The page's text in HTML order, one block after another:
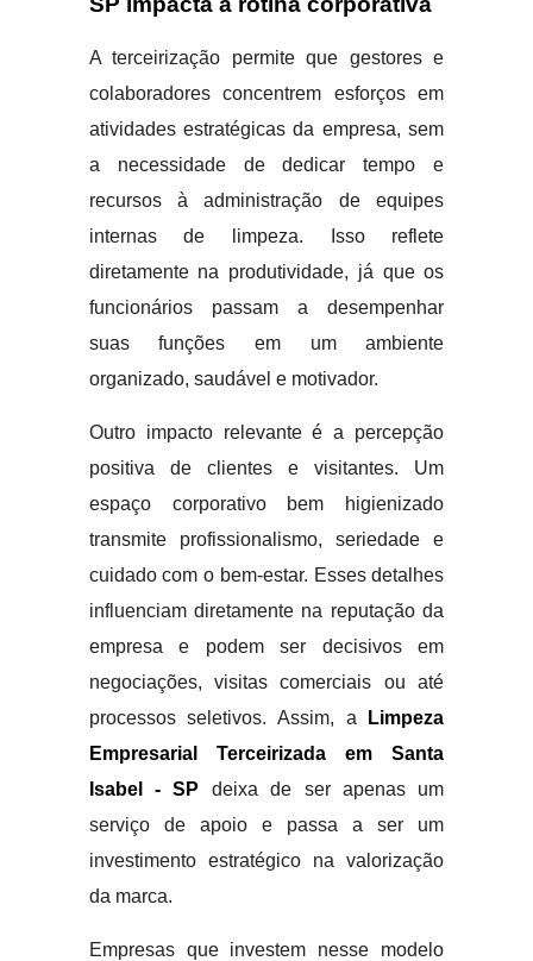
A terceirização permite que gestores e
colaboradores concentrem esforços em
atividades estratégicas da empresa, sem
a necessidade de dedicar tempo e
recursos à administração de equipes
internas de limpeza. Isso reflete
diretamente na produtividade, já que os
funcionários passam a desempenhar
suas funções em um ambiente
organizado, saudável e motivador.
Outro impacto relevante é a percepção
positiva de clientes e visitantes. Um
espaço corporativo bem higienizado
transmite profissionalismo, seriedade e
cuidado com o bem-estar. Esses detalhes
influenciam diretamente na reputação da
empresa e podem ser decisivos em
negociações, visitas comerciais ou até
processos seletivos. Assim, a
Limpeza
Empresarial Terceirizada em Santa
Isabel - SP deixa de ser apenas um
serviço de apoio e passa a ser um
investimento estratégico na valorização
da marca.
Empresas que investem nesse modelo